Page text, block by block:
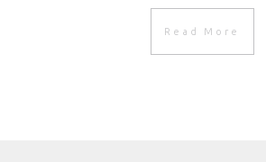
Read More